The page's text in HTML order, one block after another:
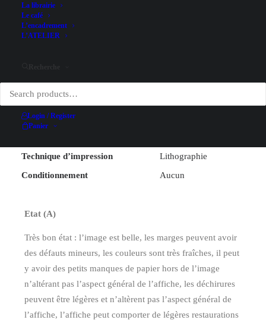
La librairie
Le café
L’encadrement
L’ATELIER
Login / Register
Panier
Largeur (hors entoilage)
Hauteur (hors entoilage)
Technique d’impression
Lithographie
Conditionnement
Aucun
Etat (A)
Très bon état : l’image est belle, les marges peuvent avoir
des défauts mineurs, les couleurs sont très fraîches, il peut
y avoir des petits manques de papier hors de l’image
n’altérant pas l’aspect général de l’affiche, les déchirures
peuvent être légères et n’altèrent pas l’aspect général de
l’affiche, l’affiche peut comporter de légères restaurations